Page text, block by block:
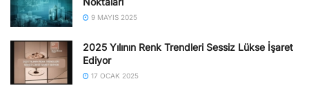
9 MAYIS 2025
2025 Yılının Renk Trendleri Sessiz Lükse İşaret
Ediyor
17 OCAK 2025